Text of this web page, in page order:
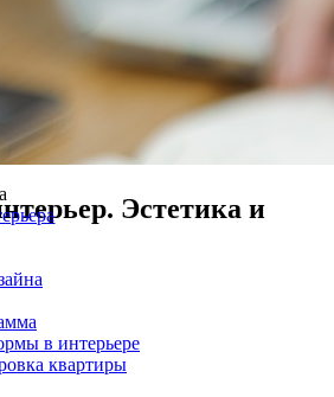
Эстетика и
в интерьере
квартиры